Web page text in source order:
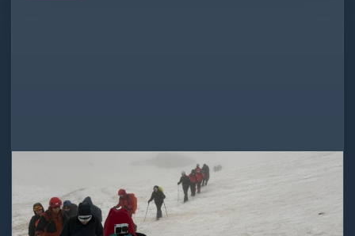
★★★★★
Zor süreci en iyi şekilde tamamlamamıza...